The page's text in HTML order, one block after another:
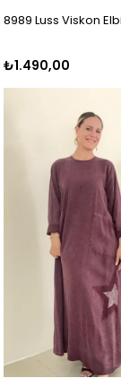
8989 Luss Viskon
₺1.490,00